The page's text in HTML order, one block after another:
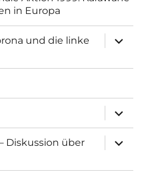
in Europa
und die linke
anzeigen
anzeigen
Diskussion über
anzeigen